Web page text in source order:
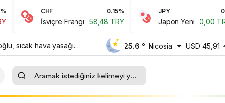
CHF 0.15%
İsviçre Frangı 58,48 TRY Japon Yeni 0,00 TRY
sıcak hava yasağı
sahada katıldı
25.6 ° Nicosia USD 45,91